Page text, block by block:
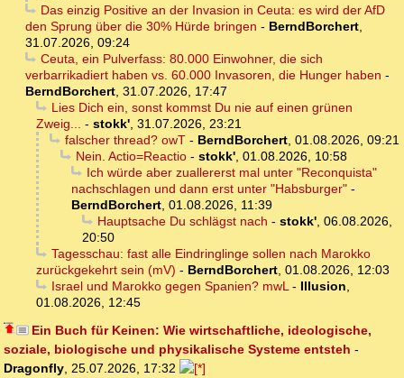
Das einzig Positive an der Invasion in Ceuta: es wird der AfD
den Sprung über die 30% Hürde bringen - BerndBorchert,
31.07.2026, 09:24
Ceuta, ein Pulverfass: 80.000 Einwohner, die sich
verbarrikadiert haben vs. 60.000 Invasoren, die Hunger haben -
BerndBorchert, 31.07.2026, 17:47
Lies Dich ein, sonst kommst Du nie auf einen grünen
Zweig... - stokk', 31.07.2026, 23:21
falscher thread? owT- BerndBorchert, 01.08.2026, 09:21
Nein. Actio=Reactio- stokk', 01.08.2026, 10:58
Ich würde aber zuallererst mal unter "Reconquista"
nachschlagen und dann erst unter "Habsburger" -
BerndBorchert, 01.08.2026, 11:39
Hauptsache Du schlägst nach - stokk', 06.08.2026,
20:50
Tagesschau: fast alle Eindringlinge sollen nach Marokko
zurückgekehrt sein (mV) - BerndBorchert, 01.08.2026, 12:03
Israel und Marokko gegen Spanien? mwL- Illusion,
01.08.2026, 12:45
Ein Buch für Keinen: Wie wirtschaftliche, ideologische,
soziale, biologische und physikalische Systeme entsteh -
Dragonfly, 25.07.2026, 17:32